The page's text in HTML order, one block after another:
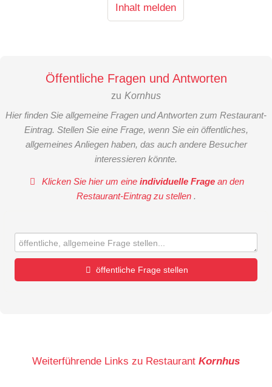
Inhalt melden
Öffentliche Fragen und Antworten
zu Kornhus
Hier finden Sie allgemeine Fragen und Antworten zum Restaurant-
Eintrag. Stellen Sie eine Frage, wenn Sie ein öffentliches,
allgemeines Anliegen haben, das auch andere Besucher
interessieren könnte.
Klicken Sie hier um eineindividuelle Frage an den
Restaurant-Eintrag zu stellen .
öffentliche Frage stellen
Weiterführende Links zu Restaurant Kornhus